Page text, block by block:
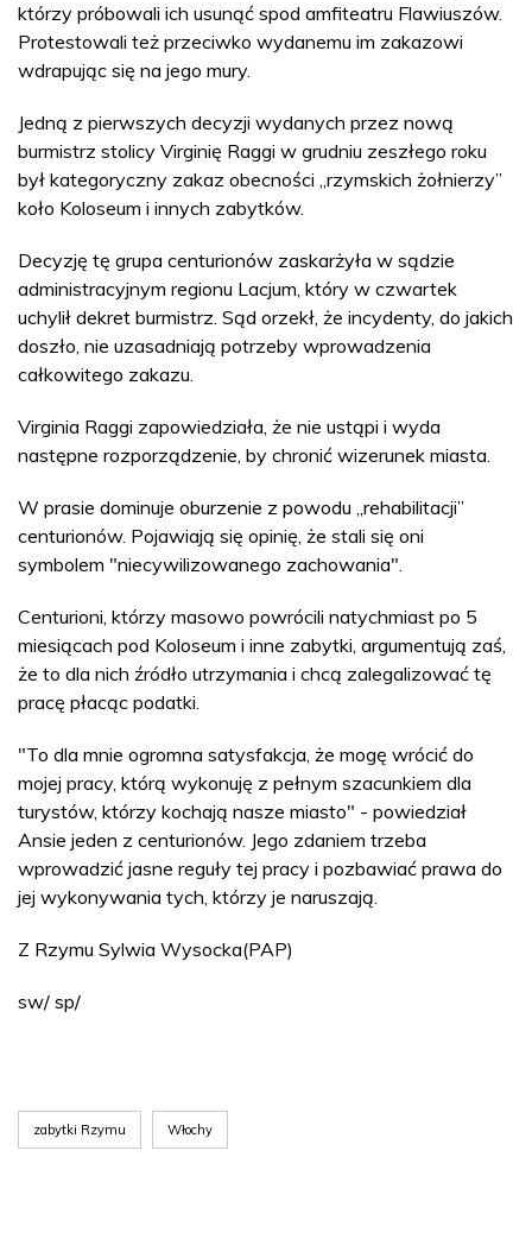
którzy próbowali ich usunąć spod amfiteatru Flawiuszów.
Protestowali też przeciwko wydanemu im zakazowi
wdrapując się na jego mury.
Jedną z pierwszych decyzji wydanych przez nową
burmistrz stolicy Virginię Raggi w grudniu zeszłego roku
był kategoryczny zakaz obecności „rzymskich żołnierzy”
koło Koloseum i innych zabytków.
Decyzję tę grupa centurionów zaskarżyła w sądzie
administracyjnym regionu Lacjum, który w czwartek
uchylił dekret burmistrz. Sąd orzekł, że incydenty, do jakich
doszło, nie uzasadniają potrzeby wprowadzenia
całkowitego zakazu.
Virginia Raggi zapowiedziała, że nie ustąpi i wyda
następne rozporządzenie, by chronić wizerunek miasta.
W prasie dominuje oburzenie z powodu „rehabilitacji”
centurionów. Pojawiają się opinię, że stali się oni
symbolem "niecywilizowanego zachowania".
Centurioni, którzy masowo powrócili natychmiast po 5
miesiącach pod Koloseum i inne zabytki, argumentują zaś,
że to dla nich źródło utrzymania i chcą zalegalizować tę
pracę płacąc podatki.
"To dla mnie ogromna satysfakcja, że mogę wrócić do
mojej pracy, którą wykonuję z pełnym szacunkiem dla
turystów, którzy kochają nasze miasto" - powiedział
Ansie jeden z centurionów. Jego zdaniem trzeba
wprowadzić jasne reguły tej pracy i pozbawiać prawa do
jej wykonywania tych, którzy je naruszają.
Z Rzymu Sylwia Wysocka(PAP)
sw/ sp/
zabytki Rzymu Włochy